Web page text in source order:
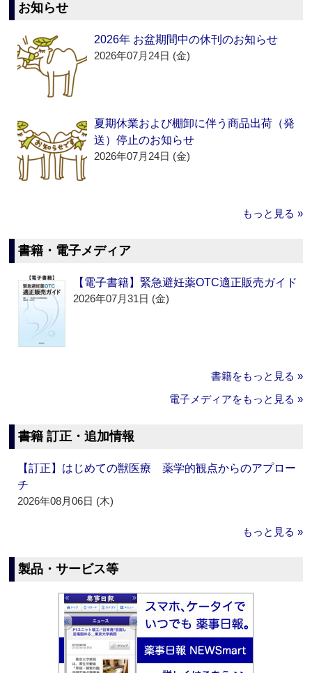
お知らせ
2026年 お盆期間中の休刊のお知らせ
2026年07月24日 (金)
夏期休業および棚卸に伴う商品出荷（発
送）停止のお知らせ
2026年07月24日 (金)
もっと見る »
書籍・電子メディア
【電子書籍】緊急避妊薬OTC適正販売ガイド
2026年07月31日 (金)
書籍をもっと見る »
電子メディアをもっと見る »
書籍 訂正・追加情報
【訂正】はじめての獣医療 薬学的観点からのアプロー
チ
2026年08月06日 (木)
もっと見る »
製品・サービス等